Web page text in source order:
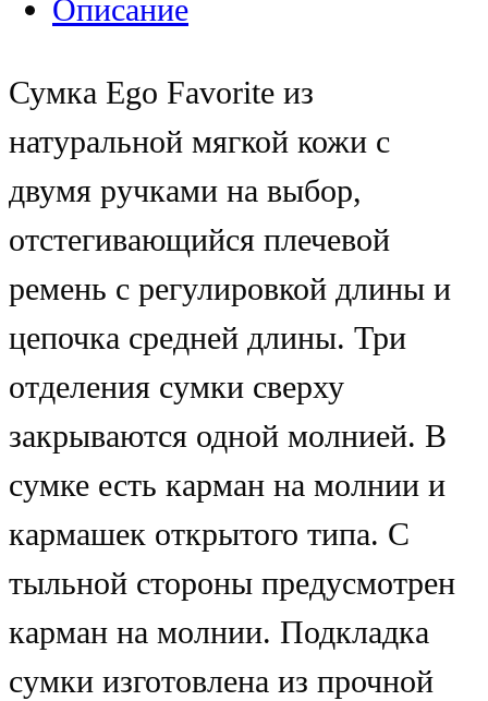
Описание
Сумка Ego Favorite из
натуральной мягкой кожи с
двумя ручками на выбор,
отстегивающийся плечевой
ремень с регулировкой длины и
цепочка средней длины. Три
отделения сумки сверху
закрываются одной молнией. В
сумке есть карман на молнии и
кармашек открытого типа. С
тыльной стороны предусмотрен
карман на молнии. Подкладка
сумки изготовлена из прочной